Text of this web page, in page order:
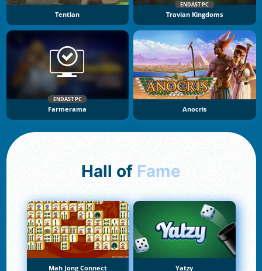
Tentlan
ENDAST PC
Travian Kingdoms
ENDAST PC
Farmerama Anocris
Hall of Fame
Mah Jong Connect Yatzy